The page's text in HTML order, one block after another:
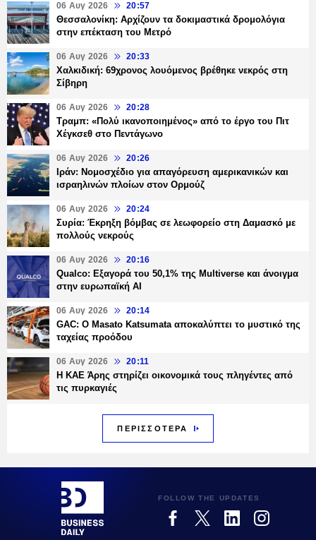
06 Αυγ 2026 20:57
Θεσσαλονίκη: Αρχίζουν τα δοκιμαστικά δρομολόγια
στην επέκταση του Μετρό
06 Αυγ 2026 20:33
Χαλκιδική: 69χρονος λουόμενος βρέθηκε νεκρός στη
Σίβηρη
06 Αυγ 2026 20:28
Τραμπ: «Πολύ ικανοποιημένος» από το έργο του Πιτ
Χέγκσεθ στο Πεντάγωνο
06 Αυγ 2026 20:26
Ιράν: Νομοσχέδιο για απαγόρευση αμερικανικών και
ισραηλινών πλοίων στον Ορμούζ
06 Αυγ 2026 20:24
Συρία: Έκρηξη βόμβας σε λεωφορείο στη Δαμασκό με
πολλούς νεκρούς
06 Αυγ 2026 20:16
Qualco: Εξαγορά του 50,1% της Multiverse και άνοιγμα
στην ευρωπαϊκή AI
06 Αυγ 2026 20:14
GAC: Ο Masato Katsumata αποκαλύπτει το μυστικό της
ταχείας προόδου
06 Αυγ 2026 20:11
Η ΚΑΕ Άρης στηρίζει οικονομικά τους πληγέντες από
τις πυρκαγιές
ΠΕΡΙΣΣΟΤΕΡΑ
FOLLOW THE UPDATES